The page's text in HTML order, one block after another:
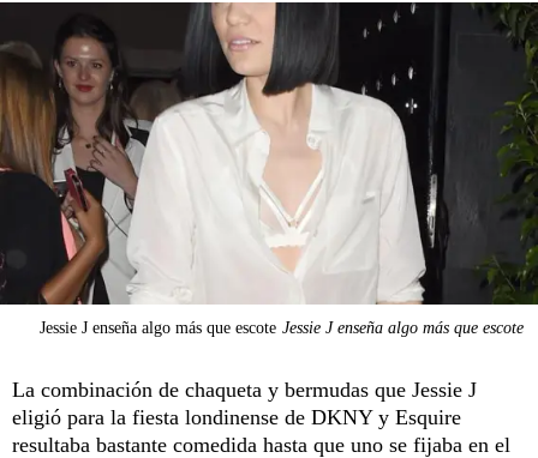
Jessie J enseña algo más que escote Jessie J enseña algo más que escote
La combinación de chaqueta y bermudas que Jessie J
eligió para la fiesta londinense de DKNY y Esquire
resultaba bastante comedida hasta que uno se fijaba en el